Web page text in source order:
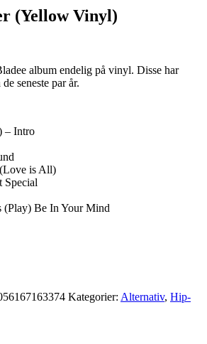
(Yellow Vinyl)
album endelig på vinyl. Disse har
seneste par år.
– Intro
is All)
Special
(Play) Be In Your Mind
Kategorier: Alternativ, Hip-